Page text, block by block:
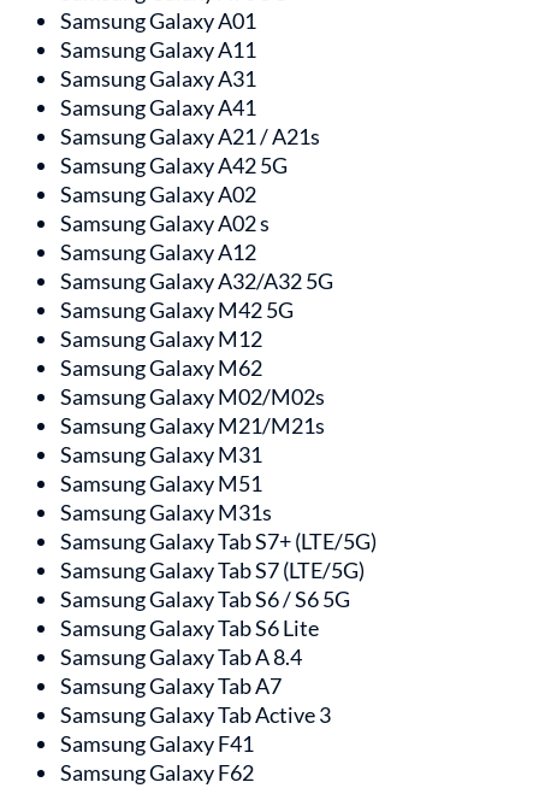
Samsung Galaxy A01
Samsung Galaxy A11
Samsung Galaxy A31
Samsung Galaxy A41
Samsung Galaxy A21 / A21s
Samsung Galaxy A42 5G
Samsung Galaxy A02
Samsung Galaxy A02 s
Samsung Galaxy A12
Samsung Galaxy A32/A32 5G
Samsung Galaxy M42 5G
Samsung Galaxy M12
Samsung Galaxy M62
Samsung Galaxy M02/M02s
Samsung Galaxy M21/M21s
Samsung Galaxy M31
Samsung Galaxy M51
Samsung Galaxy M31s
Samsung Galaxy Tab S7+ (LTE/5G)
Samsung Galaxy Tab S7 (LTE/5G)
Samsung Galaxy Tab S6 / S6 5G
Samsung Galaxy Tab S6 Lite
Samsung Galaxy Tab A 8.4
Samsung Galaxy Tab A7
Samsung Galaxy Tab Active 3
Samsung Galaxy F41
Samsung Galaxy F62